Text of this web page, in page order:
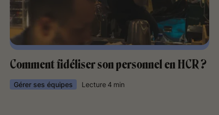
Comment fidéliser son personnel en HCR ?
Gérer ses équipes Lecture 4 min